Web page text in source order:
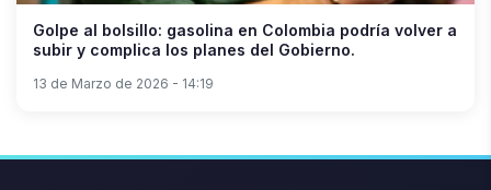
Golpe al bolsillo: gasolina en Colombia podría volver a
subir y complica los planes del Gobierno.
13 de Marzo de 2026 - 14:19